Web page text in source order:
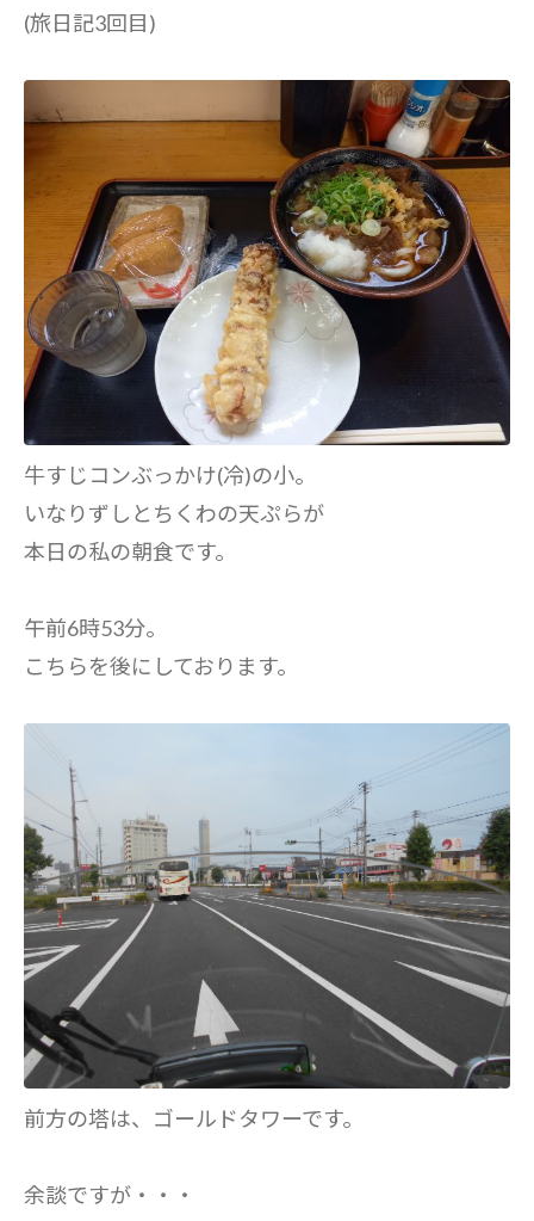
(旅日記3回目)
牛すじコンぶっかけ(冷)の小。
いなりずしとちくわの天ぷらが
本日の私の朝食です。
午前6時53分。
こちらを後にしております。
前方の塔は、ゴールドタワーです。
余談ですが・・・